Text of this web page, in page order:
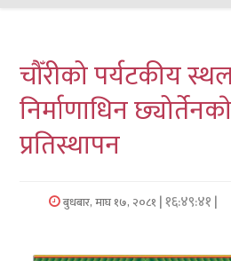
राजनीति
प्रवास
अर्थवाणिज्य
खेलकुद
चौँरीको पर्यटकीय
निर्माणाधिन
प्रतिस्थापन
बुधबार, माघ १७, २०८१ | १६:४९:४१ |